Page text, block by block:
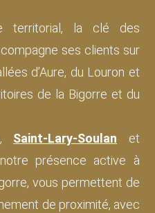
territorial, la clé des
ses clients sur
d’Aure, du Louron et
de la Bigorre et du
, Saint-Lary-Soulan et
présence active à
vous permettent de
de proximité, avec